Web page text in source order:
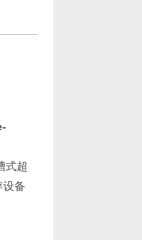
式超
设备